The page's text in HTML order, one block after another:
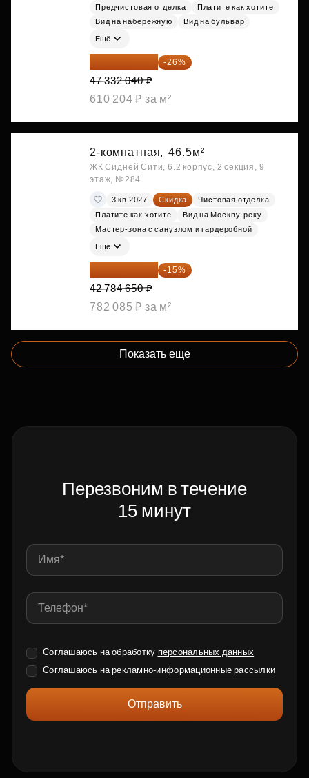
Предчистовая отделка
Платите как хотите
Вид на набережную
Вид на бульвар
Ещё
35 025 710 ₽ -26%
47 332 040 ₽
610 204 ₽ за м²
2-комнатная, 46.5м²
ЖК Сидней Сити, 6.2 корпус, 2 секция, 9
этаж, №284
3 кв 2027 Скидка
Чистовая отделка
Платите как хотите
Вид на Москву-реку
Мастер-зона с санузлом и гардеробной
Ещё
36 366 953 ₽ -15%
42 784 650 ₽
782 085 ₽ за м²
Показать еще
Перезвоним в течение
15 минут
Соглашаюсь на обработку персональных данных
Соглашаюсь нарекламно-информационные рассылки
Отправить